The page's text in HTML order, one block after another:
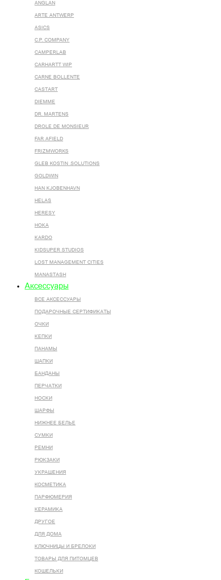
ANGLAN
ARTE ANTWERP
ASICS
C.P. COMPANY
CAMPERLAB
CARHARTT WIP
CARNE BOLLENTE
CASTART
DIEMME
DR. MARTENS
DROLE DE MONSIEUR
FAR AFIELD
FRIZMWORKS
GLEB KOSTIN .SOLUTIONS
GOLDWIN
HAN KJOBENHAVN
HELAS
HERESY
HOKA
KARDO
KIDSUPER STUDIOS
LOST MANAGEMENT CITIES
MANASTASH
Аксессуары
ВСЕ AКСЕССУАРЫ
ПОДАРОЧНЫЕ СЕРТИФИКАТЫ
ОЧКИ
КЕПКИ
ПАНАМЫ
ШАПКИ
БАНДАНЫ
ПЕРЧАТКИ
НОСКИ
ШАРФЫ
НИЖНЕЕ БЕЛЬЕ
СУМКИ
РЕМНИ
РЮКЗАКИ
УКРАШЕНИЯ
КОСМЕТИКА
ПАРФЮМЕРИЯ
КЕРАМИКА
ДРУГОЕ
ДЛЯ ДОМА
КЛЮЧНИЦЫ И БРЕЛОКИ
ТОВАРЫ ДЛЯ ПИТОМЦЕВ
КОШЕЛЬКИ